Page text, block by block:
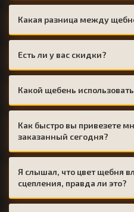
Какая разница между
Есть ли у вас скидки?
Какой щебень
Как быстро вы привезете
заказанный сегодня?
Я слышал, что цвет щебня
сцепления, правда ли это?